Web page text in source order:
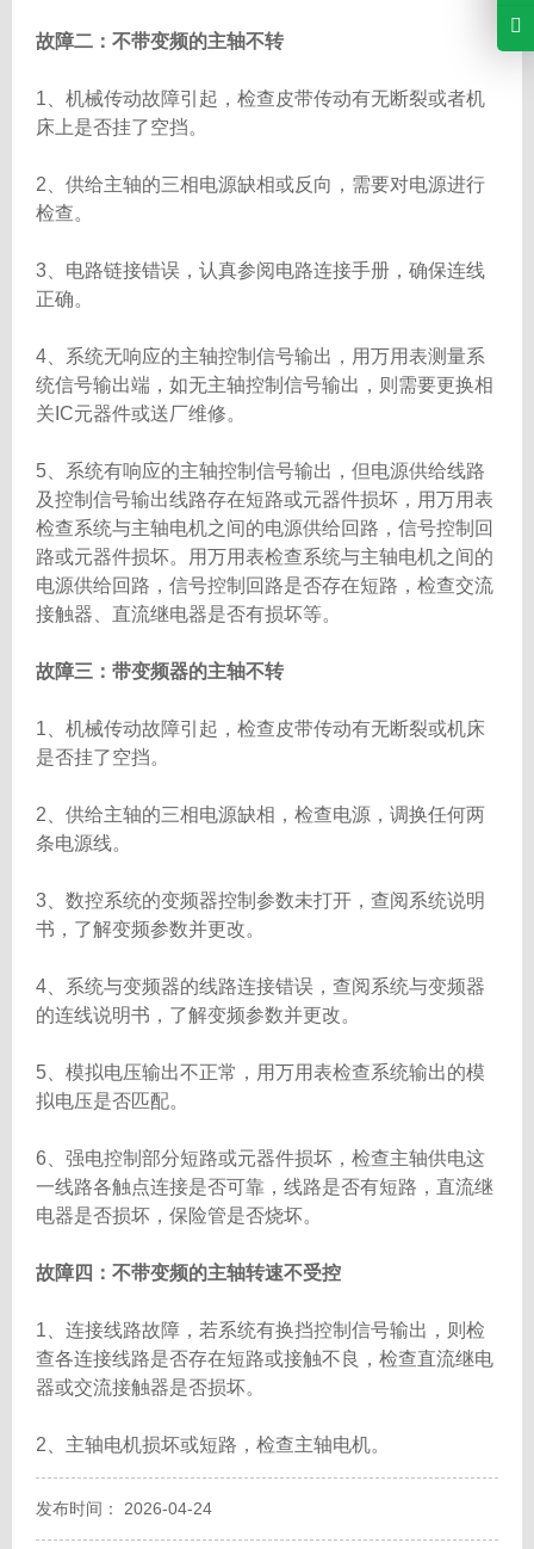
故障二：不带变频的主轴不转
1、机械传动故障引起，检查皮带传动有无断裂或者机
床上是否挂了空挡。
2、供给主轴的三相电源缺相或反向，需要对电源进行
检查。
3、电路链接错误，认真参阅电路连接手册，确保连线
正确。
4、系统无响应的主轴控制信号输出，用万用表测量系
统信号输出端，如无主轴控制信号输出，则需要更换相
关IC元器件或送厂维修。
5、系统有响应的主轴控制信号输出，但电源供给线路
及控制信号输出线路存在短路或元器件损坏，用万用表
检查系统与主轴电机之间的电源供给回路，信号控制回
路或元器件损坏。用万用表检查系统与主轴电机之间的
电源供给回路，信号控制回路是否存在短路，检查交流
接触器、直流继电器是否有损坏等。
故障三：带变频器的主轴不转
1、机械传动故障引起，检查皮带传动有无断裂或机床
是否挂了空挡。
2、供给主轴的三相电源缺相，检查电源，调换任何两
条电源线。
3、数控系统的变频器控制参数未打开，查阅系统说明
书，了解变频参数并更改。
4、系统与变频器的线路连接错误，查阅系统与变频器
的连线说明书，了解变频参数并更改。
5、模拟电压输出不正常，用万用表检查系统输出的模
拟电压是否匹配。
6、强电控制部分短路或元器件损坏，检查主轴供电这
一线路各触点连接是否可靠，线路是否有短路，直流继
电器是否损坏，保险管是否烧坏。
故障四：不带变频的主轴转速不受控
1、连接线路故障，若系统有换挡控制信号输出，则检
查各连接线路是否存在短路或接触不良，检查直流继电
器或交流接触器是否损坏。
2、主轴电机损坏或短路，检查主轴电机。
发布时间： 2026-04-24